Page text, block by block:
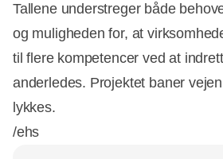
Tallene understreger både
og muligheden for, at
til flere kompetencer ved at
anderledes. Projektet baner
lykkes.
/ehs